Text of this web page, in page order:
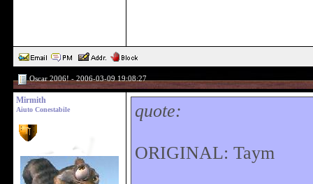
Oscar 2006! - 2006-03-09 19:08:27
Mirmith
Aiuto Conestabile quote:
ORIGINAL: Taym